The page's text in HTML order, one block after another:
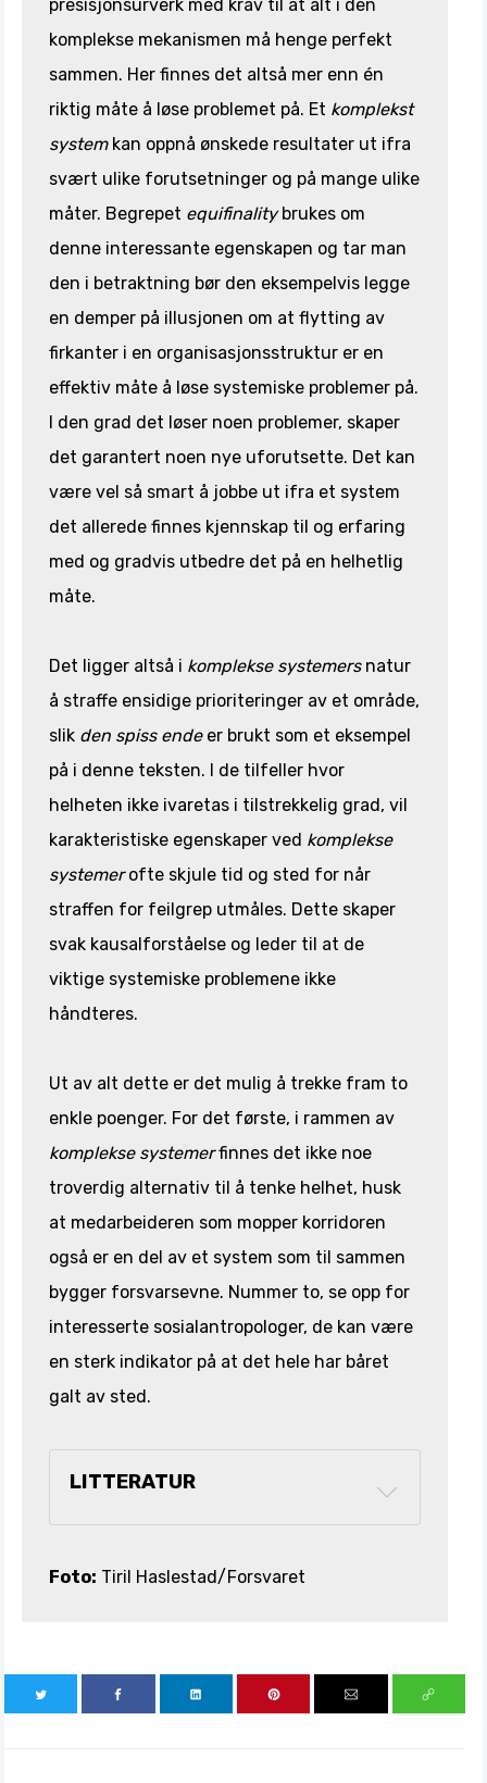
presisjonsurverk med krav til at alt i den
komplekse mekanismen må henge perfekt
sammen. Her finnes det altså mer enn én
riktig måte å løse problemet på. Et komplekst
systemkan oppnå ønskede resultater ut ifra
svært ulike forutsetninger og på mange ulike
måter. Begrepet equifinalitybrukes om
denne interessante egenskapen og tar man
den i betraktning bør den eksempelvis legge
en demper på illusjonen om at flytting av
firkanter i en organisasjonsstruktur er en
effektiv måte å løse systemiske problemer på.
I den grad det løser noen problemer, skaper
det garantert noen nye uforutsette. Det kan
være vel så smart å jobbe ut ifra et system
det allerede finnes kjennskap til og erfaring
med og gradvis utbedre det på en helhetlig
måte.
Det ligger altså i komplekse systemersnatur
å straffe ensidige prioriteringer av et område,
slik den spiss endeer brukt som et eksempel
på i denne teksten. I de tilfeller hvor
helheten ikke ivaretas i tilstrekkelig grad, vil
karakteristiske egenskaper ved komplekse
systemerofte skjule tid og sted for når
straffen for feilgrep utmåles. Dette skaper
svak kausalforståelse og leder til at de
viktige systemiske problemene ikke
håndteres.
Ut av alt dette er det mulig å trekke fram to
enkle poenger. For det første, i rammen av
komplekse systemerfinnes det ikke noe
troverdig alternativ til å tenke helhet, husk
at medarbeideren som mopper korridoren
også er en del av et system som til sammen
bygger forsvarsevne. Nummer to, se opp for
interesserte sosialantropologer, de kan være
en sterk indikator på at det hele har båret
galt av sted.
LITTERATUR
Foto: Tiril Haslestad/Forsvaret